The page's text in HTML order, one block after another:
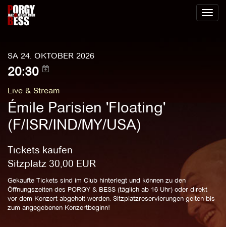
Toggle
SA 24. OKTOBER 2026
20:30
Live & Stream
Émile Parisien 'Floating'
(F/ISR/IND/MY/USA)
Tickets kaufen
Sitzplatz 30,00 EUR
Gekaufte Tickets sind im Club hinterlegt und können zu den
Öffnungszeiten des PORGY & BESS (täglich ab 16 Uhr) oder direkt
vor dem Konzert abgeholt werden. Sitzplatzreservierungen gelten bis
zum angegebenen Konzertbeginn!